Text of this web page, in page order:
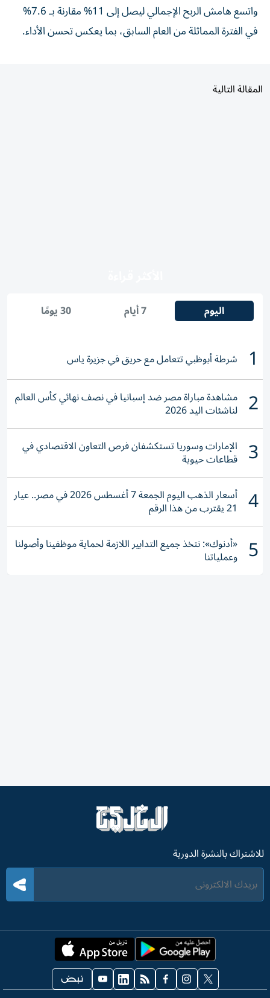
واتسع هامش الربح الإجمالي ليصل إلى 11% مقارنة بـ 7.6%
في الفترة المماثلة من العام السابق، بما يعكس تحسن الأداء.
المقالة التالية
اليوم 7 أيام 30 يومًا
1 شرطة أبوظبي تتعامل مع حريق في جزيرة ياس
2 مشاهدة مباراة مصر ضد إسبانيا في نصف نهائي كأس العالم
لناشئات اليد 2026
3 الإمارات وسوريا تستكشفان فرص التعاون الاقتصادي في
قطاعات حيوية
4 أسعار الذهب اليوم الجمعة 7 أغسطس 2026 في مصر.. عيار
21 يقترب من هذا الرقم
5 «أدنوك»: نتخذ جميع التدابير اللازمة لحماية موظفينا وأصولنا
وعملياتنا
للاشتراك بالنشرة الدورية